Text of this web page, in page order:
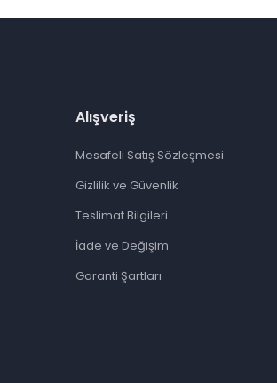
Alışveriş
Mesafeli Satış Sözleşmesi
Gizlilik ve Güvenlik
Teslimat Bilgileri
İade ve Değişim
Garanti Şartları